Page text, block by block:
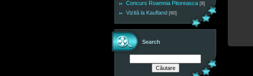
Concurs Roamnia Pitoreasca [8]
Vizită la Kaufland [60]
Search